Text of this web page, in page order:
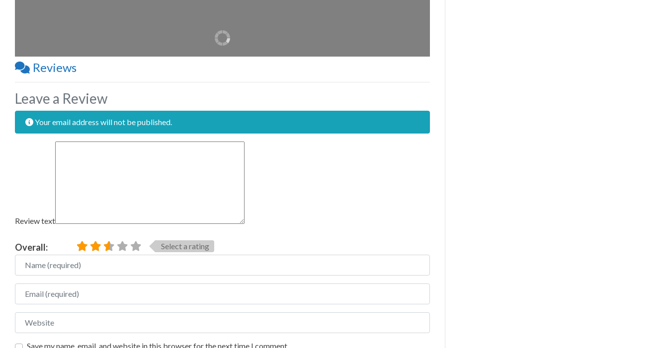
Reviews
Leave a Review
Your email address will not be published.
Review text
Overall:
Select a rating
Name
Email
Website
Save my name, email, and website in this browser for the next time I comment.